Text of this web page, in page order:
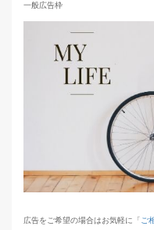
一般広告枠
広告をご希望の場合はお気軽に「ご